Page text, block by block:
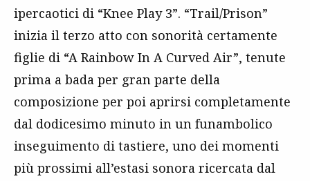
ipercaotici di “Knee Play 3”. “Trail/Prison”
inizia il terzo atto con sonorità certamente
figlie di “A Rainbow In A Curved Air”, tenute
prima a bada per gran parte della
composizione per poi aprirsi completamente
dal dodicesimo minuto in un funambolico
inseguimento di tastiere, uno dei momenti
più prossimi all’estasi sonora ricercata dal